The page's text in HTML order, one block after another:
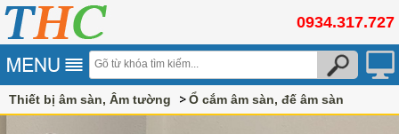
0934.317.727
Thiết bị âm sàn, Âm tường Ổ cắm âm sàn, đế âm sàn